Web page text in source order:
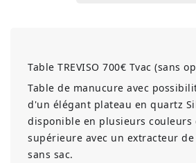
Table TREVISO 700€ Tvac (sans
Table de manucure avec
d'un élégant plateau en quartz
disponible en plusieurs couleurs
supérieure avec un extracteur
sans sac.